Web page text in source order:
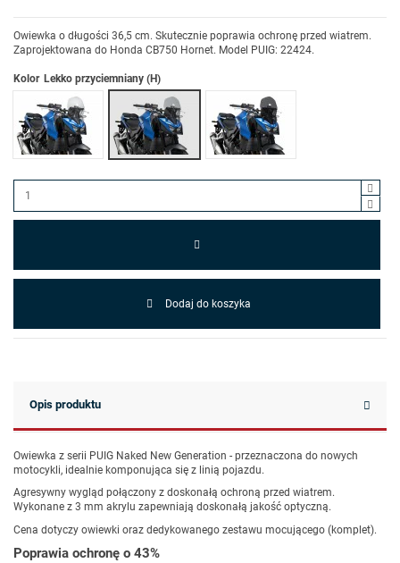
Owiewka o długości 36,5 cm. Skutecznie poprawia ochronę przed wiatrem.
Zaprojektowana do Honda CB750 Hornet. Model PUIG: 22424.
Kolor
Przezroczysty (W)
Lekko przyciemniany (H)Mocno przyciemniany (F)
Dodaj do koszyka
Opis produktu
Owiewka z serii PUIG Naked New Generation - przeznaczona do nowych
motocykli, idealnie komponująca się z linią pojazdu.
Agresywny wygląd połączony z doskonałą ochroną przed wiatrem.
Wykonane z 3 mm akrylu zapewniają doskonałą jakość optyczną.
Cena dotyczy owiewki oraz dedykowanego zestawu mocującego (komplet).
Poprawia ochronę o 43%